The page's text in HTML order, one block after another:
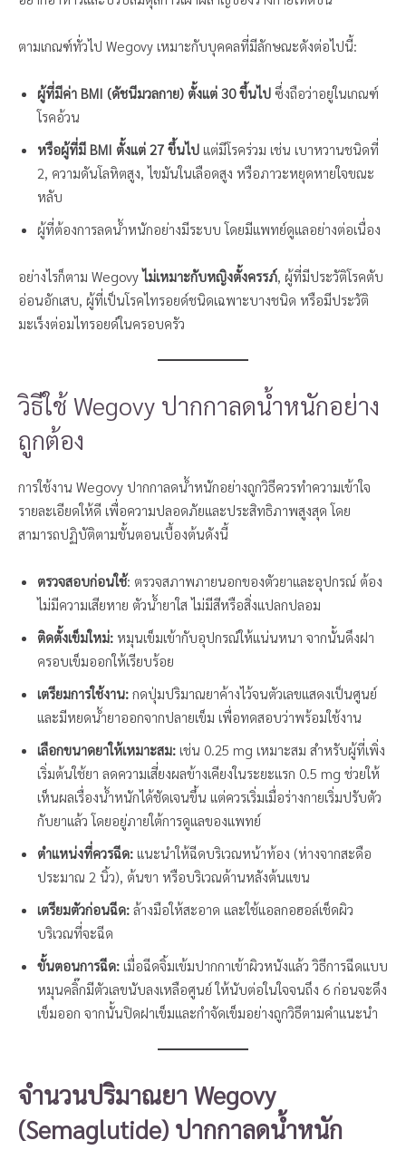
ตามเกณฑ์ทั่วไป Wegovy เหมาะกับบุคคลที่มีลักษณะดังต่อไปนี้:
ผู้ที่มีค่า BMI (ดัชนีมวลกาย) ตั้งแต่ 30 ขึ้นไป ซึ่งถือว่าอยู่ในเกณฑ์
โรคอ้วน
หรือผู้ที่มี BMI ตั้งแต่ 27 ขึ้นไป แต่มีโรคร่วม เช่น เบาหวานชนิดที่
2, ความดันโลหิตสูง, ไขมันในเลือดสูง หรือภาวะหยุดหายใจขณะ
หลับ
ผู้ที่ต้องการลดน้ำหนักอย่างมีระบบ โดยมีแพทย์ดูแลอย่างต่อเนื่อง
อย่างไรก็ตาม Wegovyไม่เหมาะกับหญิงตั้งครรภ์ , ผู้ที่มีประวัติโรคตับ
อ่อนอักเสบ, ผู้ที่เป็นโรคไทรอยด์ชนิดเฉพาะบางชนิด หรือมีประวัติ
มะเร็งต่อมไทรอยด์ในครอบครัว
วิธีใช้ Wegovy ปากกาลดน้ำหนักอย่าง
ถูกต้อง
การใช้งาน Wegovy ปากกาลดน้ำหนักอย่างถูกวิธีควรทำความเข้าใจ
รายละเอียดให้ดี เพื่อความปลอดภัยและประสิทธิภาพสูงสุด โดย
สามารถปฏิบัติตามขั้นตอนเบื้องต้นดังนี้
ตรวจสอบก่อนใช้: ตรวจสภาพภายนอกของตัวยาและอุปกรณ์ ต้อง
ไม่มีความเสียหาย ตัวน้ำยาใส ไม่มีสีหรือสิ่งแปลกปลอม
ติดตั้งเข็มใหม่: หมุนเข็มเข้ากับอุปกรณ์ให้แน่นหนา จากนั้นดึงฝา
ครอบเข็มออกให้เรียบร้อย
เตรียมการใช้งาน: กดปุ่มปริมาณยาค้างไว้จนตัวเลขแสดงเป็นศูนย์
และมีหยดน้ำยาออกจากปลายเข็ม เพื่อทดสอบว่าพร้อมใช้งาน
เลือกขนาดยาให้เหมาะสม: เช่น 0.25 mg เหมาะสม สำหรับผู้ที่เพิ่ง
เริ่มต้นใช้ยา ลดความเสี่ยงผลข้างเคียงในระยะแรก 0.5 mg ช่วยให้
เห็นผลเรื่องน้ำหนักได้ชัดเจนขึ้น แต่ควรเริ่มเมื่อร่างกายเริ่มปรับตัว
กับยาแล้ว โดยอยู่ภายใต้การดูแลของแพทย์
ตำแหน่งที่ควรฉีด: แนะนำให้ฉีดบริเวณหน้าท้อง (ห่างจากสะดือ
ประมาณ 2 นิ้ว), ต้นขา หรือบริเวณด้านหลังต้นแขน
เตรียมตัวก่อนฉีด: ล้างมือให้สะอาด และใช้แอลกอฮอล์เช็ดผิว
บริเวณที่จะฉีด
ขั้นตอนการฉีด: เมื่อฉีดจิ้มเข้มปากกาเข้าผิวหนังแล้ว วิธีการฉีดแบบ
หมุนคลิ๊กมีตัวเลขนับลงเหลือศูนย์ ให้นับต่อในใจจนถึง 6 ก่อนจะดึง
เข็มออก จากนั้นปิดฝาเข็มและกำจัดเข็มอย่างถูกวิธีตามคำแนะนำ
จำนวนปริมาณยา Wegovy
(Semaglutide) ปากกาลดน้ำหนัก